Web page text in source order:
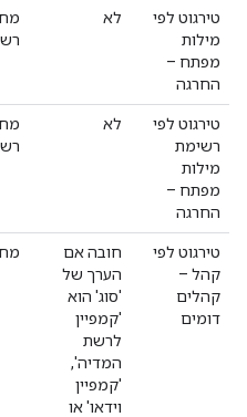
טירגוט לפי
מילות
מפתח –
החרגה
לא
טירגוט לפי
רשימת
מילות
מפתח –
החרגה
לא
טירגוט לפי
קהל –
קהלים
דומים
חובה אם
הערך של
'סוג' הוא
'קמפיין
לרשת
המדיה',
'קמפיין
וידאו' או